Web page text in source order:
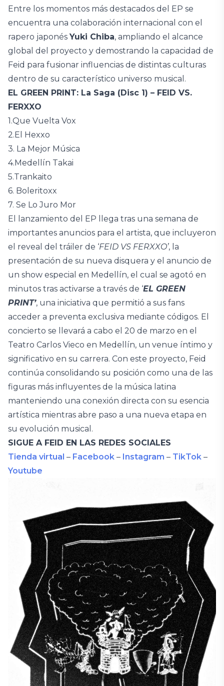
Entre los momentos más destacados del EP se
encuentra una colaboración internacional con el
rapero japonés Yuki Chiba, ampliando el alcance
global del proyecto y demostrando la capacidad de
Feid para fusionar influencias de distintas culturas
dentro de su característico universo musical.
EL GREEN PRINT: La Saga (Disc 1) – FEID VS.
FERXXO
1.Que Vuelta Vox
2.El Hexxo
3. La Mejor Música
4.Medellín Takai
5.Trankaito
6. Boleritoxx
7. Se Lo Juro Mor
El lanzamiento del EP llega tras una semana de
importantes anuncios para el artista, que incluyeron
el reveal del tráiler de ‘FEID VS FERXXO’, la
presentación de su nueva disquera y el anuncio de
un show especial en Medellín, el cual se agotó en
minutos tras activarse a través de ‘EL GREEN
PRINT’, una iniciativa que permitió a sus fans
acceder a preventa exclusiva mediante códigos. El
concierto se llevará a cabo el 20 de marzo en el
Teatro Carlos Vieco en Medellín, un venue íntimo y
significativo en su carrera. Con este proyecto, Feid
continúa consolidando su posición como una de las
figuras más influyentes de la música latina
manteniendo una conexión directa con su esencia
artística mientras abre paso a una nueva etapa en
su evolución musical.
SIGUE A FEID EN LAS REDES SOCIALES
Tienda virtual – Facebook – Instagram – TikTok –
Youtube